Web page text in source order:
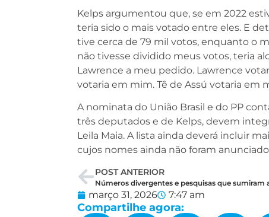
Kelps argumentou que, se em 2022
teria sido o mais votado entre eles. E
tive cerca de 79 mil votos, enquanto o
não tivesse dividido meus votos, teria
Lawrence a meu pedido. Lawrence
votaria em mim. Tê de Assú votaria em
A nominata do União Brasil e do PP
três deputados e de Kelps, devem
Leila Maia. A lista ainda deverá incluir
cujos nomes ainda não foram
POST ANTERIOR
março 31, 2026 7:47 am
Compartilhe agora: